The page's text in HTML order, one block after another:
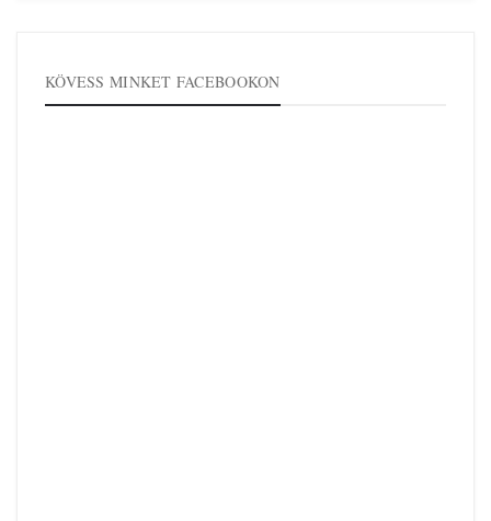
KÖVESS MINKET FACEBOOKON